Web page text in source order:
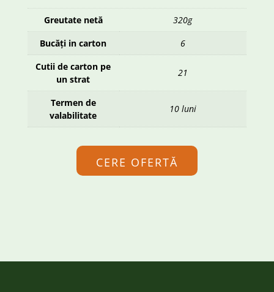
Greutate netă
320g
Bucăți in carton
6
Cutii de carton pe
un strat
21
Termen de
valabilitate
10 luni
CERE OFERTĂ